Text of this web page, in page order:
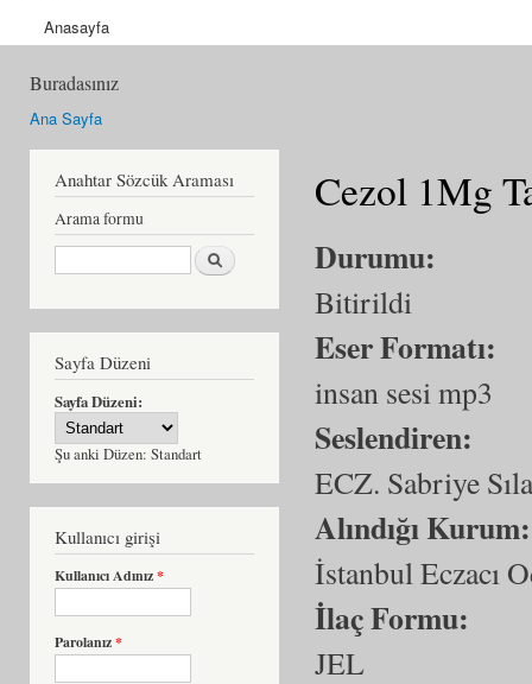
Anasayfa
Buradasınız
Ana Sayfa
Anahtar Sözcük Araması
Arama formu
Ara
Sayfa Düzeni
Sayfa Düzeni:
Şu anki Düzen: Standart
Kullanıcı girişi
Kullanıcı Adınız*
Parolanız*
Cezol 1Mg
Durumu:
Bitirildi
Eser Formatı:
insan sesi mp3
Seslendiren:
ECZ. Sabriye
Alındığı
İstanbul Eczacı
İlaç Formu:
JEL